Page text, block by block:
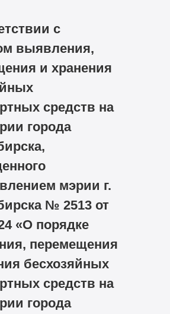
с
выявления,
и хранения
средств на
города
мэрии г.
№ 2513 от
«О порядке
перемещения
бесхозяйных
средств на
города